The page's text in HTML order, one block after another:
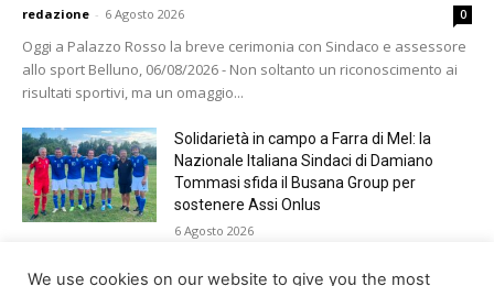
redazione - 6 Agosto 2026 0
Oggi a Palazzo Rosso la breve cerimonia con Sindaco e assessore
allo sport Belluno, 06/08/2026 - Non soltanto un riconoscimento ai
risultati sportivi, ma un omaggio...
Solidarietà in campo a Farra di Mel: la
Nazionale Italiana Sindaci di Damiano
Tommasi sfida il Busana Group per
sostenere Assi Onlus
6 Agosto 2026
Shade, Dolcenera, Merk&Kremont,
We use cookies on our website to give you the most